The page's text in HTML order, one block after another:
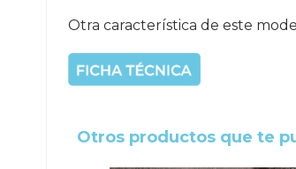
Otra característica de este
Otros productos que te